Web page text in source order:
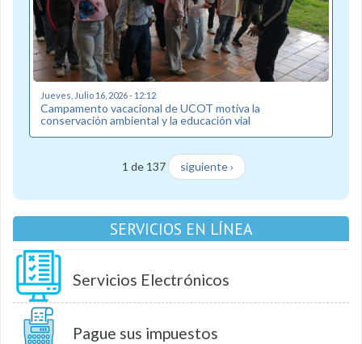
Jueves, Julio 16, 2026 - 12:12
Campamento vacacional de UCOT motiva la
conservación ambiental y la educación vial
1 de 137 siguiente ›
SERVICIOS EN LÍNEA
Servicios Electrónicos
Pague sus impuestos